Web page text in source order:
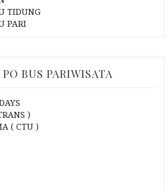
TIDUNG
PARI
BUS PARIWISATA
)
( CTU )